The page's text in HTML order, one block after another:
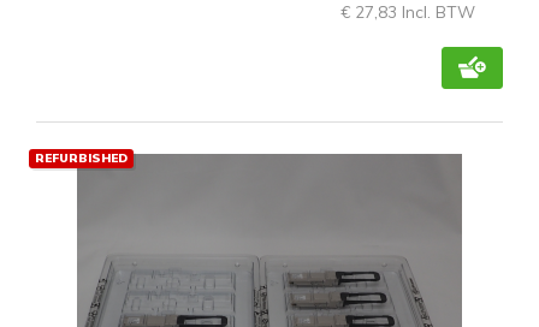
€ 27,83 Incl. BTW
REFURBISHED